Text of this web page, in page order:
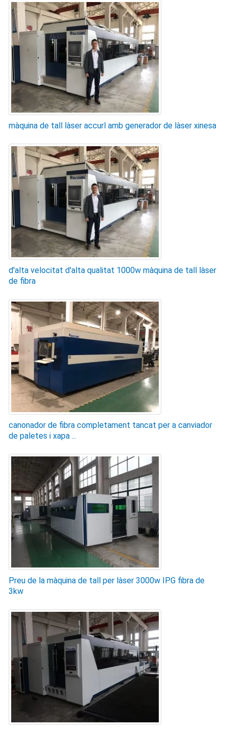
màquina de tall làser accurl amb generador de làser xinesa
d'alta velocitat d'alta qualitat 1000w màquina de tall làser
de fibra
canonador de fibra completament tancat per a canviador
de paletes i xapa ...
Preu de la màquina de tall per làser 3000w IPG fibra de
3kw